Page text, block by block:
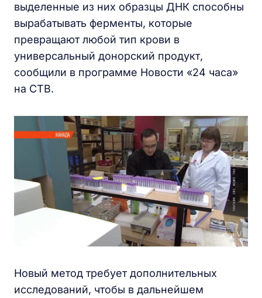
выделенные из них образцы ДНК способны
вырабатывать ферменты, которые
превращают любой тип крови в
универсальный донорский продукт,
сообщили в программе Новости «24 часа»
на СТВ.
Новый метод требует дополнительных
исследований, чтобы в дальнейшем